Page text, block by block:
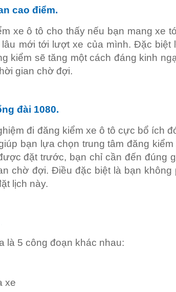
cao điểm.
xe ô tô cho thấy nếu bạn mang xe
mới tới lượt xe của mình. Đặc
kiểm sẽ tăng một cách đáng kinh
gian chờ đợi.
đài 1080.
đi đăng kiểm xe ô tô cực bổ ích
bạn lựa chọn trung tâm đăng
đặt trước, bạn chỉ cần đến đúng
chờ đợi. Điều đặc biệt là bạn
lịch này.
là 5 công đoạn khác nhau:
xe